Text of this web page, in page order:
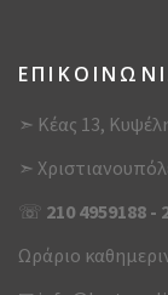
➣ Κέας 13,
➣
☏ 210 4959188 -
Ωράριο